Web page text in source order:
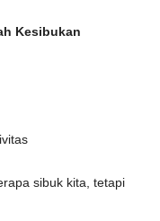
Kesibukan
sibuk kita, tetapi